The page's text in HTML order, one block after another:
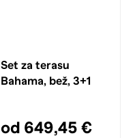
Set za terasu
Bahama, bež, 3+1
od 649,45 €